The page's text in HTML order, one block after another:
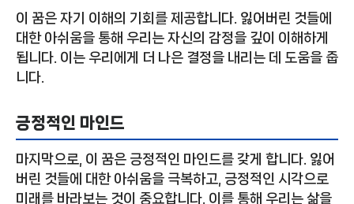
이 꿈은 자기 이해의 기회를 제공합니다. 잃어버린 것들에
대한 아쉬움을 통해 우리는 자신의 감정을 깊이 이해하게
됩니다. 이는 우리에게 더 나은 결정을 내리는 데 도움을 줍
니다.
긍정적인 마인드
마지막으로, 이 꿈은 긍정적인 마인드를 갖게 합니다. 잃어
버린 것들에 대한 아쉬움을 극복하고, 긍정적인 시각으로
미래를 바라보는 것이 중요합니다. 이를 통해 우리는 삶을